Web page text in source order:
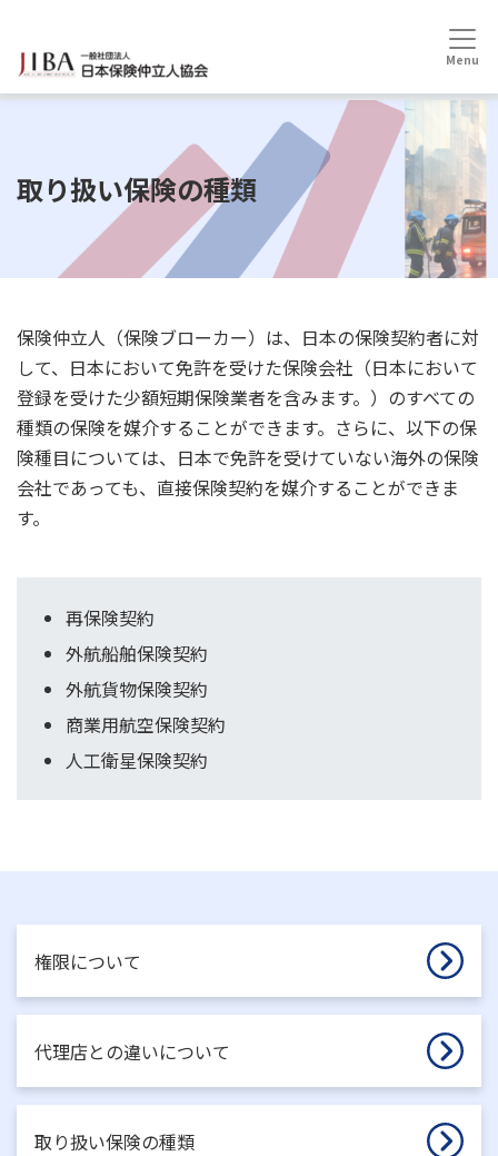
HOME 保険仲立人とは 取り扱い保険の種類
取り扱い保険の種類
保険仲立人（保険ブローカー）は、日本の保険契約者に対
して、日本において免許を受けた保険会社（日本において
登録を受けた少額短期保険業者を含みます。）のすべての
種類の保険を媒介することができます。さらに、以下の保
険種目については、日本で免許を受けていない海外の保険
会社であっても、直接保険契約を媒介することができま
す。
再保険契約
外航船舶保険契約
外航貨物保険契約
商業用航空保険契約
人工衛星保険契約
権限について
代理店との違いについて
取り扱い保険の種類